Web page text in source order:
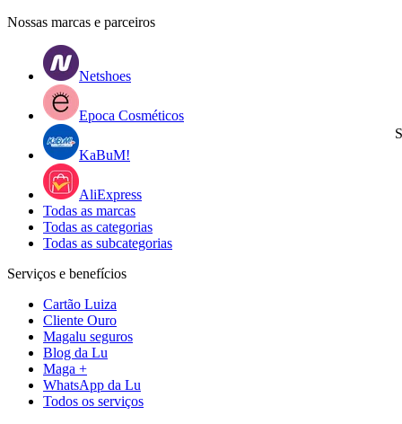
Nossas marcas e parceiros
Netshoes
Epoca Cosméticos
KaBuM!
AliExpress
Todas as marcas
Todas as categorias
Todas as subcategorias
Serviços e benefícios
Cartão Luiza
Cliente Ouro
Magalu seguros
Blog da Lu
Maga +
WhatsApp da Lu
Todos os serviços